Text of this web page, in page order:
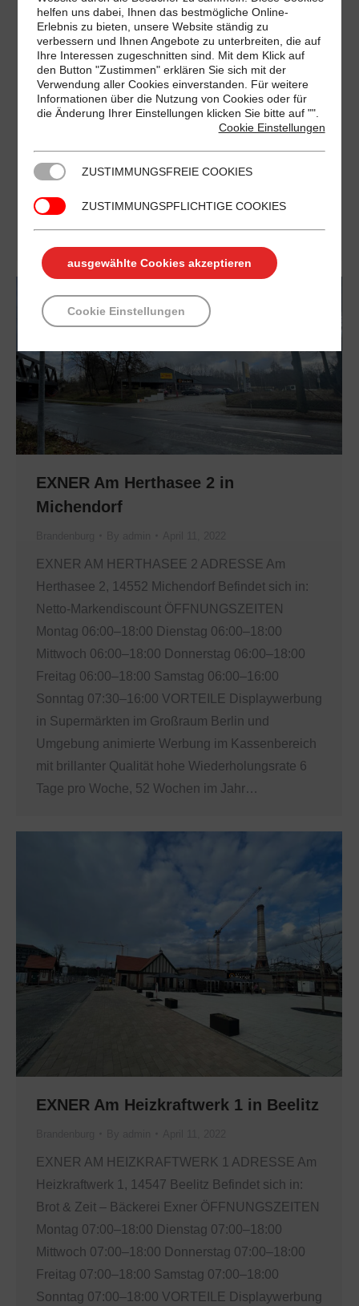
EDEKA AN DER FEUERWEHR 2 ADRESSE An
der Feuerwehr 2, 15749 Mittenwalde
ÖFFNUNGSZEITEN Montag 06:55–21:00
Dienstag 06:55–21:00 Mittwoch 06:55–21:00
Donnerstag 06:55–21:00 Freitag 06:55–21:00
Samstag 06:55–21:00 Sonntag Geschlossen
Großraum Berlin und Umgebung animierte
hohe Wiederholungsrate 6 Tage pro Woche, 52
Wochen im Jahr monatlich über…
EXNER Am Herthasee 2 in
Michendorf
EXNER AM HERTHASEE 2 ADRESSE Am
Herthasee 2, 14552 Michendorf Befindet sich in:
Netto-Markendiscount ÖFFNUNGSZEITEN
Montag 06:00–18:00 Dienstag 06:00–18:00
Mittwoch 06:00–18:00 Donnerstag 06:00–18:00
Freitag 06:00–18:00 Samstag 06:00–16:00
Sonntag 07:30–16:00 VORTEILE Displaywerbung
in Supermärkten im Großraum Berlin und
Umgebung animierte Werbung im Kassenbereich
mit brillanter Qualität hohe Wiederholungsrate 6
Tage pro Woche, 52 Wochen im Jahr…
EXNER Am Heizkraftwerk 1 in Beelitz
EXNER AM HEIZKRAFTWERK 1 ADRESSE Am
Heizkraftwerk 1, 14547 Beelitz Befindet sich in:
Brot & Zeit – Bäckerei Exner ÖFFNUNGSZEITEN
Montag 07:00–18:00 Dienstag 07:00–18:00
Mittwoch 07:00–18:00 Donnerstag 07:00–18:00
Freitag 07:00–18:00 Samstag 07:00–18:00
Sonntag 07:00–18:00 VORTEILE Displaywerbung
helfen uns dabei, Ihnen das bestmögliche Online-
Erlebnis zu bieten, unsere Website ständig zu
verbessern und Ihnen Angebote zu unterbreiten, die auf
Ihre Interessen zugeschnitten sind. Mit dem Klick auf
den Button "Zustimmen" erklären Sie sich mit der
Verwendung aller Cookies einverstanden. Für weitere
Informationen über die Nutzung von Cookies oder für
die Änderung Ihrer Einstellungen klicken Sie bitte auf "
Cookie Einstellungen
".
ZUSTIMMUNGSFREIE COOKIES
ZUSTIMMUNGSPFLICHTIGE COOKIES
ausgewählte Cookies akzeptieren
Cookie Einstellungen